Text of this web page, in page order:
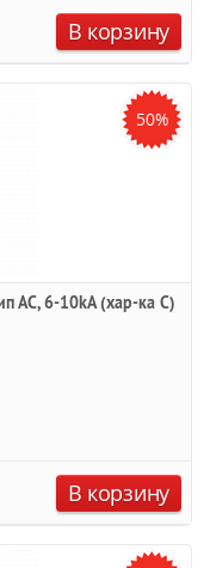
В корзину
50%
АC, 6-10kA (хар-ка C)
В корзину